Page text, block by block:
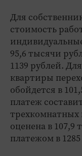
Для
стоимость
95,6 тысячи
1139 рублей.
квартиры
обойдется в
платеж
трехкомнатных
оценена в
платежом в